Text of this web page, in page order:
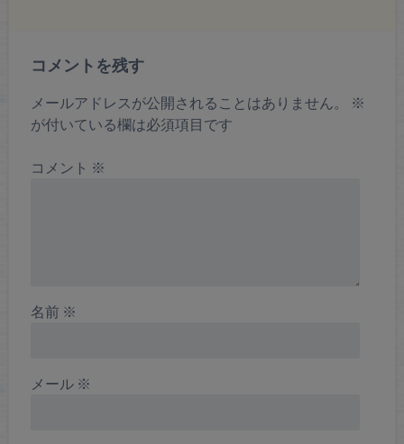
コメントを残す
メールアドレスが公開されることはありません。
※
が付いている欄は必須項目です
コメント ※
名前 ※
メール ※